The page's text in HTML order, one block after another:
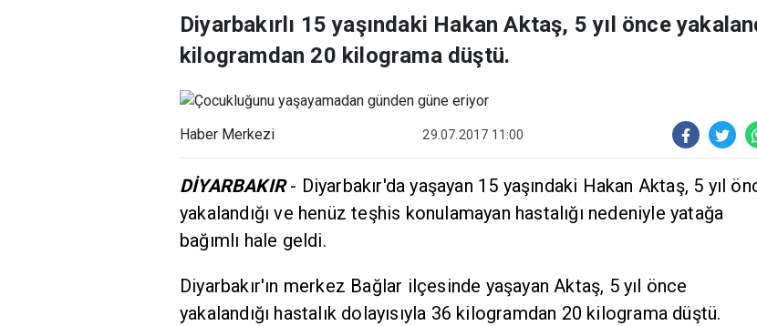
Diyarbakırlı 15 yaşındaki Hakan Aktaş, 5 yıl önce
kilogramdan 20 kilograma düştü.
Haber Merkezi 29.07.2017 11:00
DİYARBAKIR- Diyarbakır'da yaşayan 15 yaşındaki Hakan Aktaş, 5 yıl
yakalandığı ve henüz teşhis konulamayan hastalığı nedeniyle yatağa
bağımlı hale geldi.
Diyarbakır'ın merkez Bağlar ilçesinde yaşayan Aktaş, 5 yıl önce
yakalandığı hastalık dolayısıyla 36 kilogramdan 20 kilograma düştü.